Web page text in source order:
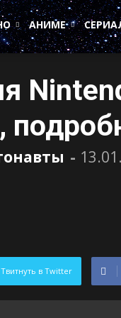
АНИМЕ
-
Твитнуть в Twitter